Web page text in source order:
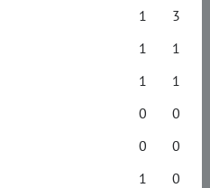
1
3
1
1
1
1
0
0
0
0
1
0